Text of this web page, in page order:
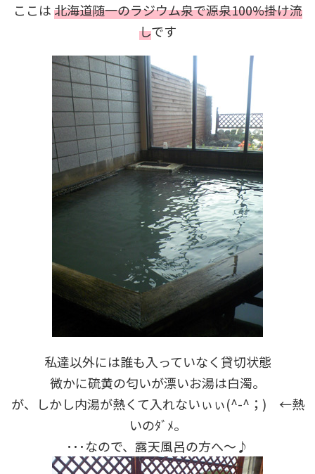
ここは北海道随一のラジウム泉で源泉100%掛け流
しです
私達以外には誰も入っていなく貸切状態
微かに硫黄の匂いが漂いお湯は白濁。
が、しかし内湯が熱くて入れないぃぃ(^-^；) ←熱
いのﾀﾞﾒ。
･･･なので、露天風呂の方へ～♪